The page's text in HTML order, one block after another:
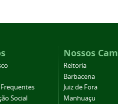
Social
Nossos
Reitoria
Barbacena
Juiz de Fora
Manhuaçu